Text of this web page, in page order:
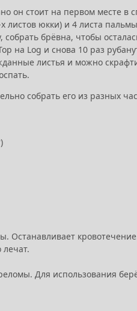
он стоит на первом месте в
листов юкки) и 4 листа
брёвна, чтобы
на Log и снова 10 раз
листья и можно
собрать его из разных
Останавливает
Для использования